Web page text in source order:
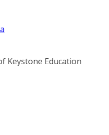
Keystone Education